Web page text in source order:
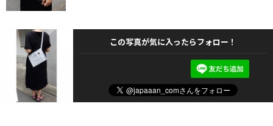
この写真が気に入ったらフォロー！